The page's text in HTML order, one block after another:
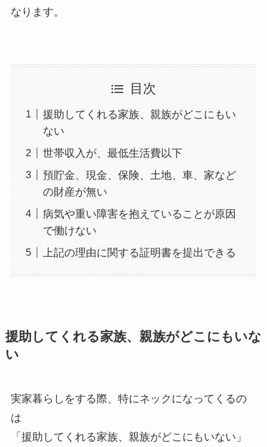
なります。
目次
援助してくれる家族、親族がどこにもい
ない
世帯収入が、最低生活費以下
預貯金、現金、保険、土地、車、家など
の財産が無い
病気や重い障害を抱えていることが原因
で働けない
上記の理由に関する証明書を提出できる
援助してくれる家族、親族がどこにもいな
い
実家暮らしをする際、特にネックになってくるの
は
「援助してくれる家族、親族がどこにもいない」